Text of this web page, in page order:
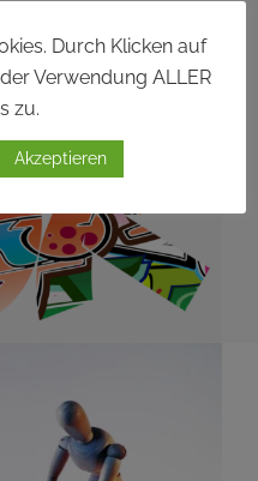
Durch Klicken auf
Verwendung ALLER
zu.
Akzeptieren